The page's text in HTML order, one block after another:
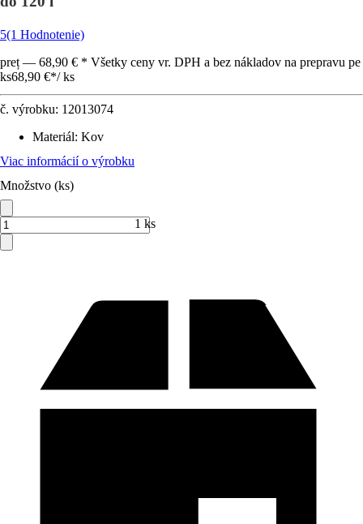
5(1 Hodnotenie)
preț — 68,90 € * Všetky ceny vr. DPH a bez nákladov na prepravu pe
ks68,90 €*/ ks
č. výrobku: 12013074
Materiál: Kov
Viac informácií o výrobku
Množstvo (ks)
1 ks